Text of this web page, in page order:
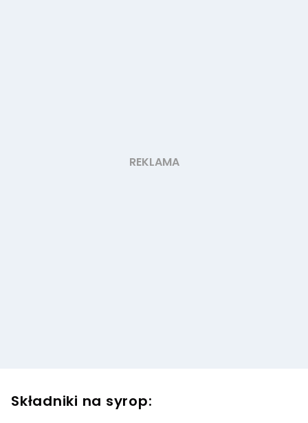
Składniki na syrop: